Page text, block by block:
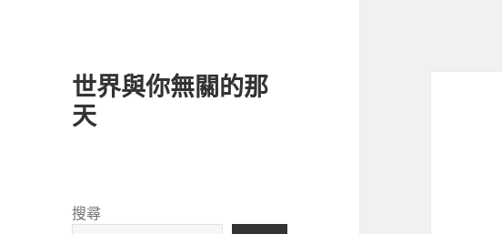
世界與你無關的那
天
搜尋